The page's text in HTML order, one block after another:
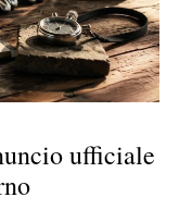
ufficiale